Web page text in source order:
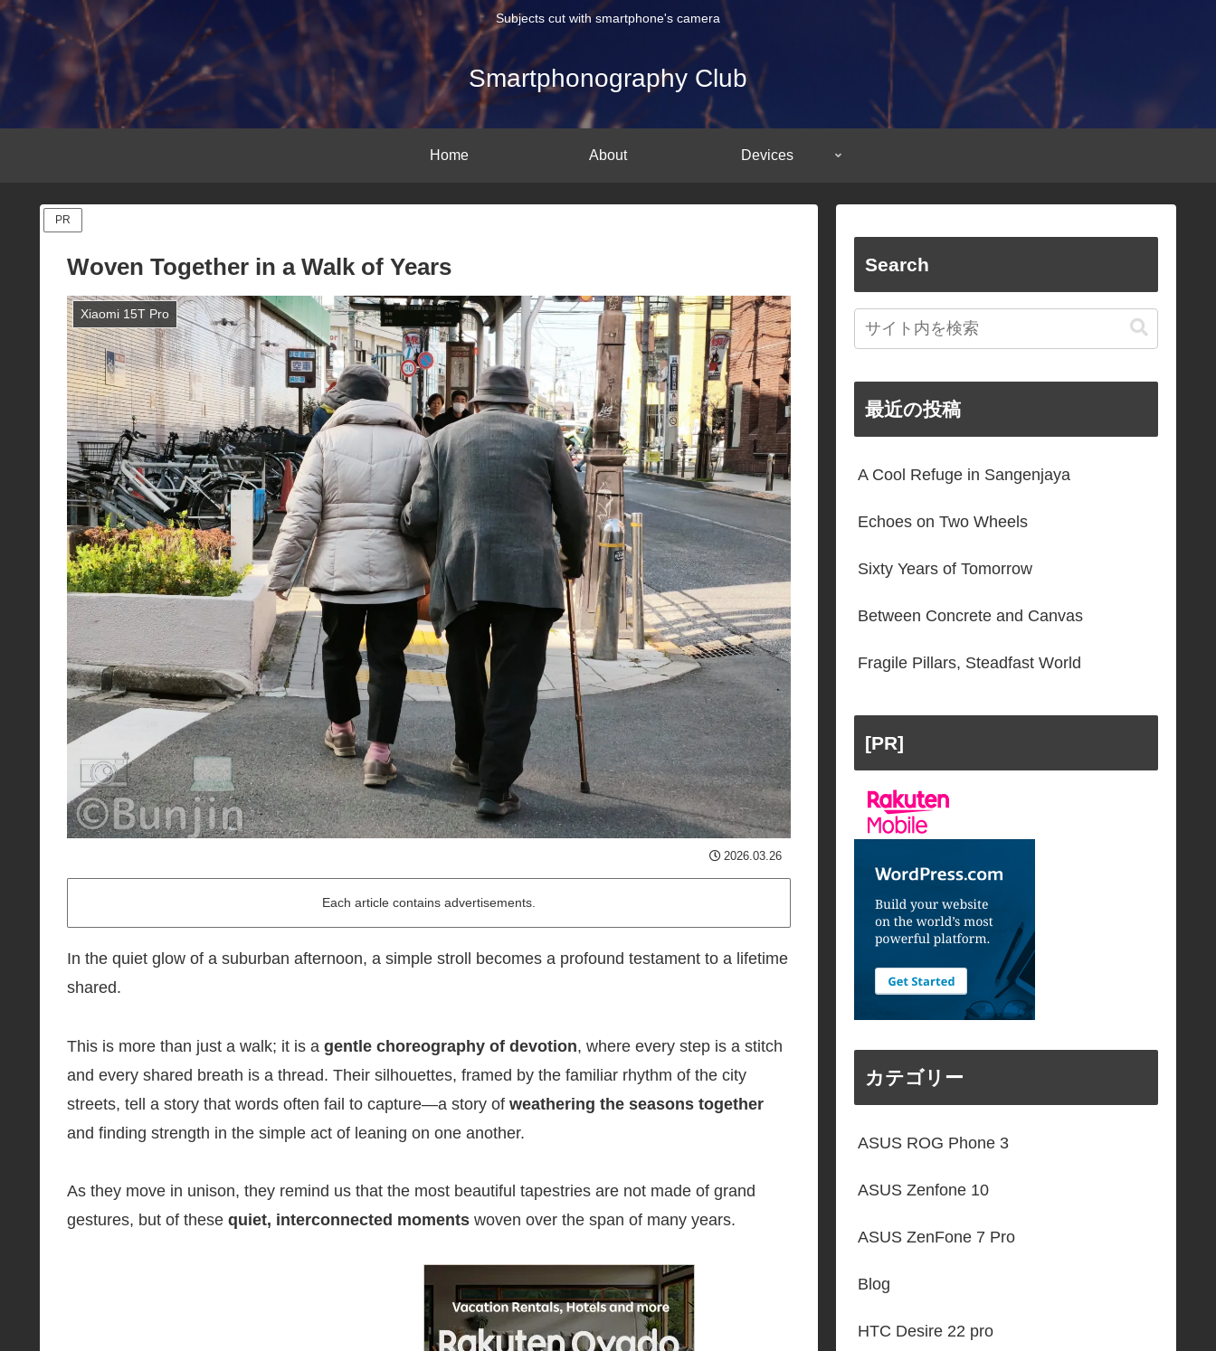
Subjects cut with smartphone's camera
Smartphonography Club
Home About Devices
PR
Woven Together in a Walk of Years
Xiaomi 15T Pro
2026.03.26
Each article contains advertisements.
In the quiet glow of a suburban afternoon, a simple stroll becomes a profound testament to a lifetime
shared.
This is more than just a walk; it is a gentle choreography of devotion, where every step is a stitch
and every shared breath is a thread. Their silhouettes, framed by the familiar rhythm of the city
streets, tell a story that words often fail to capture—a story of weathering the seasons together
and finding strength in the simple act of leaning on one another.
As they move in unison, they remind us that the most beautiful tapestries are not made of grand
gestures, but of these quiet, interconnected moments woven over the span of many years.
Search
最近の投稿
A Cool Refuge in Sangenjaya
Echoes on Two Wheels
Sixty Years of Tomorrow
Between Concrete and Canvas
Fragile Pillars, Steadfast World
[PR]
カテゴリー
ASUS ROG Phone 3
ASUS Zenfone 10
ASUS ZenFone 7 Pro
Blog
HTC Desire 22 pro